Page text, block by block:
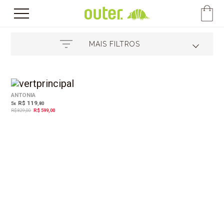
MAIS FILTROS
ANTONIA
5x R$ 119 ,80
R$ 829,00 R$ 599,00